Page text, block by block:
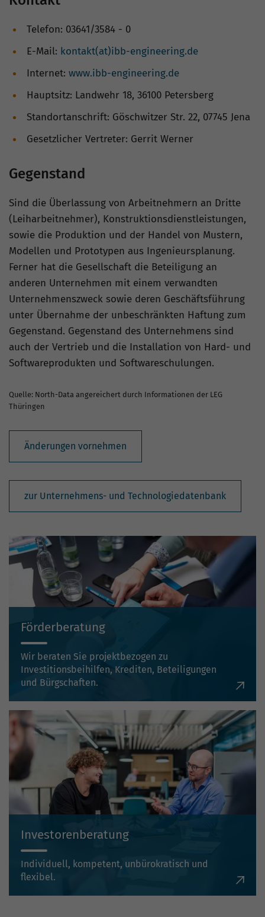
Telefon: 03641/3584 - 0
E-Mail: kontakt(at)ibb-engineering.de
Internet: www.ibb-engineering.de
Hauptsitz: Landwehr 18, 36100 Petersberg
Standortanschrift: Göschwitzer Str. 22, 07745 Jena
Gesetzlicher Vertreter: Gerrit Werner
Gegenstand
Sind die Überlassung von Arbeitnehmern an Dritte
(Leiharbeitnehmer), Konstruktionsdienstleistungen,
sowie die Produktion und der Handel von Mustern,
Modellen und Prototypen aus Ingenieursplanung.
Ferner hat die Gesellschaft die Beteiligung an
anderen Unternehmen mit einem verwandten
Unternehmenszweck sowie deren Geschäftsführung
unter Übernahme der unbeschränkten Haftung zum
Gegenstand. Gegenstand des Unternehmens sind
auch der Vertrieb und die Installation von Hard- und
Softwareprodukten und Softwareschulungen.
Quelle: North-Data angereichert durch Informationen der LEG
Thüringen
Änderungen vornehmen
zur Unternehmens- und Technologiedatenbank
Förderberatung
Wir beraten Sie projektbezogen zu
Investitionsbeihilfen, Krediten, Beteiligungen
und Bürgschaften.
Investorenberatung
Individuell, kompetent, unbürokratisch und
flexibel.